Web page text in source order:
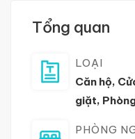
Tổng quan
LOẠI
Căn hộ,
giặt,
PHÒNG